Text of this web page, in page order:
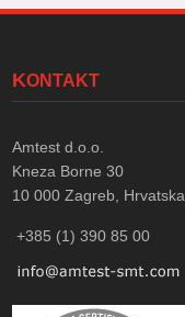
KONTAKT
Amtest d.o.o.
Kneza Borne 30
10 000 Zagreb, Hrvatska
+385 (1) 390 85 00